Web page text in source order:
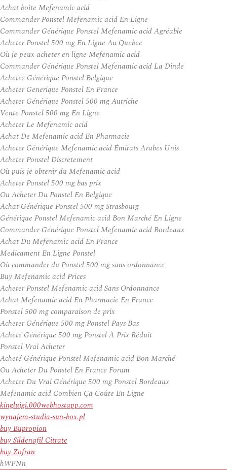
Achat boite Mefenamic acid
Commander Ponstel Mefenamic acid En Ligne
Commander Générique Ponstel Mefenamic acid Agréable
Acheter Ponstel 500 mg En Ligne Au Quebec
Où je peux acheter en ligne Mefenamic acid
Commander Générique Ponstel Mefenamic acid La Dinde
Achetez Générique Ponstel Belgique
Acheter Generique Ponstel En France
Acheter Générique Ponstel 500 mg Autriche
Vente Ponstel 500 mg En Ligne
Acheter Le Mefenamic acid
Achat De Mefenamic acid En Pharmacie
Acheter Générique Mefenamic acid Émirats Arabes Unis
Acheter Ponstel Discretement
Où puis-je obtenir du Mefenamic acid
Acheter Ponstel 500 mg bas prix
Ou Acheter Du Ponstel En Belgique
Achat Générique Ponstel 500 mg Strasbourg
Générique Ponstel Mefenamic acid Bon Marché En Ligne
Commander Générique Ponstel Mefenamic acid Bordeaux
Achat Du Mefenamic acid En France
Medicament En Ligne Ponstel
Où commander du Ponstel 500 mg sans ordonnance
Buy Mefenamic acid Prices
Acheter Ponstel Mefenamic acid Sans Ordonnance
Achat Mefenamic acid En Pharmacie En France
Ponstel 500 mg comparaison de prix
Acheter Générique 500 mg Ponstel Pays Bas
Acheté Générique 500 mg Ponstel À Prix Réduit
Ponstel Vrai Acheter
Acheté Générique Ponstel Mefenamic acid Bon Marché
Ou Acheter Du Ponstel En France Forum
Acheter Du Vrai Générique 500 mg Ponstel Bordeaux
Mefenamic acid Combien Ça Coûte En Ligne
kingluigi.000webhostapp.com
wynajem-studia-sun-box.pl
buy Bupropion
buy Sildenafil Citrate
buy Zofran
hWFNn